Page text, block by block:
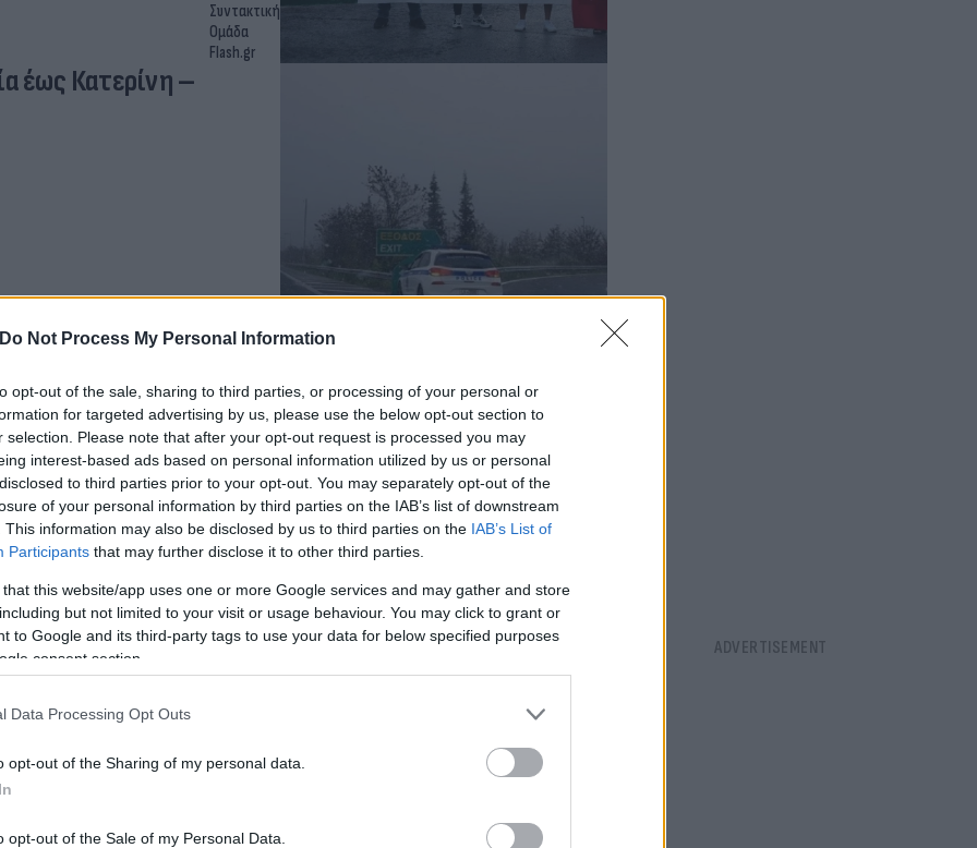
Do Not Process My Personal Information
opt-out of the sale, sharing to third parties, or processing of your personal or
for targeted advertising by us, please use the below opt-out section to
selection. Please note that after your opt-out request is processed you may
interest-based ads based on personal information utilized by us or personal
to third parties prior to your opt-out. You may separately opt-out of the
of your personal information by third parties on the IAB’s list of downstream
This information may also be disclosed by us to third parties on the IAB’s List of
Participants that may further disclose it to other third parties.
that this website/app uses one or more Google services and may gather and store
but not limited to your visit or usage behaviour. You may click to grant or
to Google and its third-party tags to use your data for below specified purposes
consent section.
Data Processing Opt Outs
opt-out of the Sharing of my personal data.
opt-out of the Sale of my Personal Data.
Συντακτική
Ομάδα
Flash.gr
έως Κατερίνη –
Έλλη